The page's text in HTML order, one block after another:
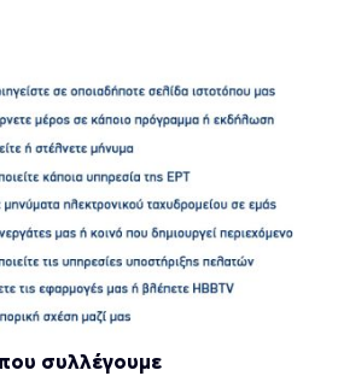
συλλέγουμε